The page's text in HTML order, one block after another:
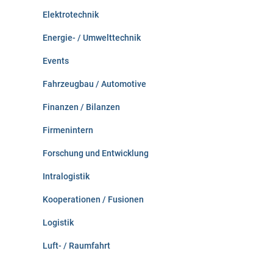
Elektrotechnik
Energie- / Umwelttechnik
Events
Fahrzeugbau / Automotive
Finanzen / Bilanzen
Firmenintern
Forschung und Entwicklung
Intralogistik
Kooperationen / Fusionen
Logistik
Luft- / Raumfahrt